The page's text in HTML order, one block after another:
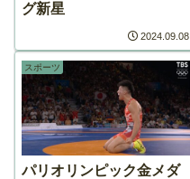
グ新星
2024.09.08
スポーツ
パリオリンピック金メダ